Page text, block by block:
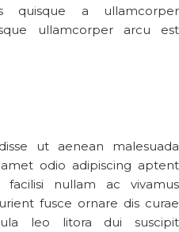
quisque a ullamcorper
ullamcorper arcu est
ut aenean malesuada
odio adipiscing aptent
nullam ac vivamus
fusce ornare dis curae
leo litora dui suscipit